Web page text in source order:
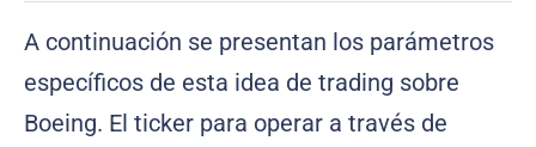
A continuación se presentan los parámetros
específicos de esta idea de trading sobre
Boeing. El ticker para operar a través de